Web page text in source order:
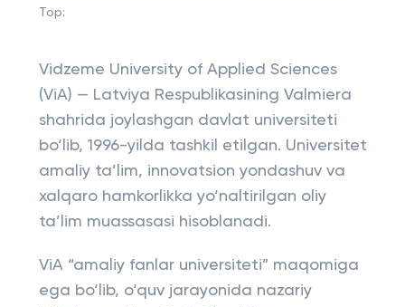
Top:
Vidzeme University of Applied Sciences
(ViA) — Latviya Respublikasining Valmiera
shahrida joylashgan davlat universiteti
bo‘lib, 1996-yilda tashkil etilgan. Universitet
amaliy ta’lim, innovatsion yondashuv va
xalqaro hamkorlikka yo‘naltirilgan oliy
ta’lim muassasasi hisoblanadi.
ViA “amaliy fanlar universiteti” maqomiga
ega bo‘lib, o‘quv jarayonida nazariy